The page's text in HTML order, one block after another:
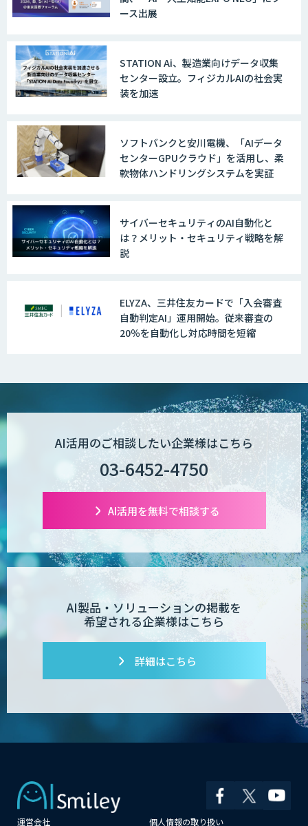
ース出展
STATION Ai、製造業向けデータ収集
センター設立。フィジカルAIの社会実
装を加速
ソフトバンクと安川電機、「AIデータ
センターGPUクラウド」を活用し、柔
軟物体ハンドリングシステムを実証
サイバーセキュリティのAI自動化と
は？メリット・セキュリティ戦略を解
説
ELYZA、三井住友カードで「入会審査
自動判定AI」運用開始。従来審査の
20％を自動化し対応時間を短縮
AI活用のご相談したい企業様はこちら
03-6452-4750
AI活用を無料で相談する
AI製品・ソリューションの掲載を
希望される企業様はこちら
詳細はこちら
運営会社 個人情報の取り扱い